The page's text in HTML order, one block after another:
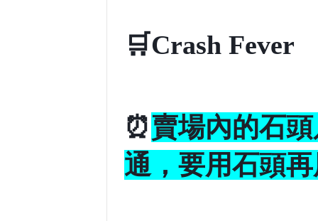
🛒Crash Fever
⏰賣場內的石
通，要用石頭